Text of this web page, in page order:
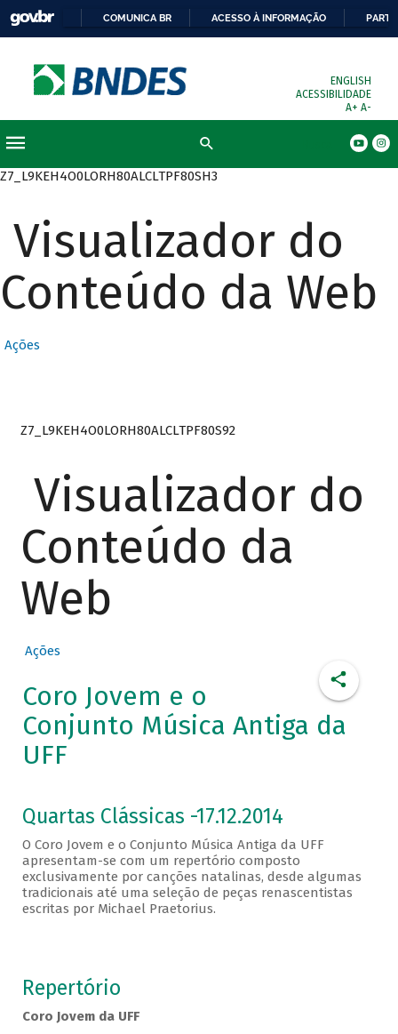
COMUNICA BR ACESSO À INFORMAÇÃO
ENGLISH
ACESSIBILIDADE
A+ A-
Z7_L9KEH4O0LORH80ALCLTPF80SH3
Visualizador do
Conteúdo da Web
Ações
Z7_L9KEH4O0LORH80ALCLTPF80S92
Visualizador do
Conteúdo da
Web
Ações
Coro Jovem e o
Conjunto Música Antiga da
UFF
Quartas Clássicas -17.12.2014
O Coro Jovem e o Conjunto Música Antiga da UFF
apresentam-se com um repertório composto
exclusivamente por canções natalinas, desde algumas
tradicionais até uma seleção de peças renascentistas
escritas por Michael Praetorius.
Repertório
Coro Jovem da UFF